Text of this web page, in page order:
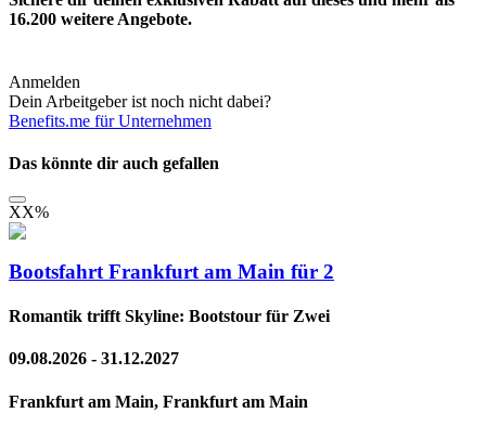
16.200 weitere Angebote.
Anmelden
Dein Arbeitgeber ist noch nicht dabei?
Benefits.me für Unternehmen
Das könnte dir auch gefallen
XX%
Bootsfahrt Frankfurt am Main für 2
Romantik trifft Skyline: Bootstour für Zwei
09.08.2026 - 31.12.2027
Frankfurt am Main, Frankfurt am Main